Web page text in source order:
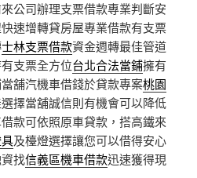
公司辦理支票借款專業判斷安
速增轉貸房屋專業借款有支票
士林支票借款資金週轉最佳管道
支票全方位台北合法當鋪擁有
舖汽機車借錢於貸款專案桃園
擇當舖誠信則有機會可以降低
款可依照原車貸款，搭高鐵來
及檯燈選擇讓您可以借得安心
找信義區機車借款迅速獲得現